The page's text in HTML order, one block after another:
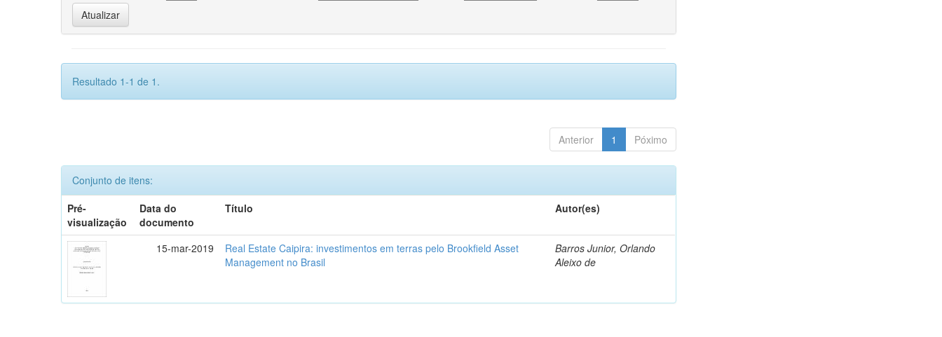
Resultado 1-1 de 1.
Anterior 1 Póximo
Conjunto de itens:
Pré-
visualização
Data do
documento
Título Autor(es)
15-mar-2019
Real Estate Caipira: investimentos em terras pelo Brookfield Asset
Management no Brasil
Barros Junior, Orlando
Aleixo de